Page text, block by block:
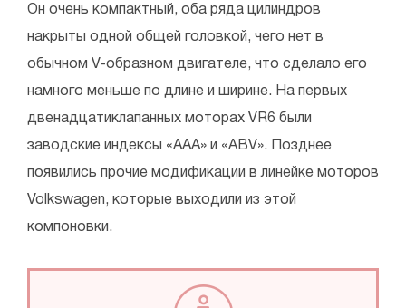
Он очень компактный, оба ряда цилиндров
накрыты одной общей головкой, чего нет в
обычном V-образном двигателе, что сделало его
намного меньше по длине и ширине. На первых
двенадцатиклапанных моторах VR6 были
заводские индексы «ААА» и «АВV». Позднее
появились прочие модификации в линейке моторов
Volkswagen, которые выходили из этой
компоновки.